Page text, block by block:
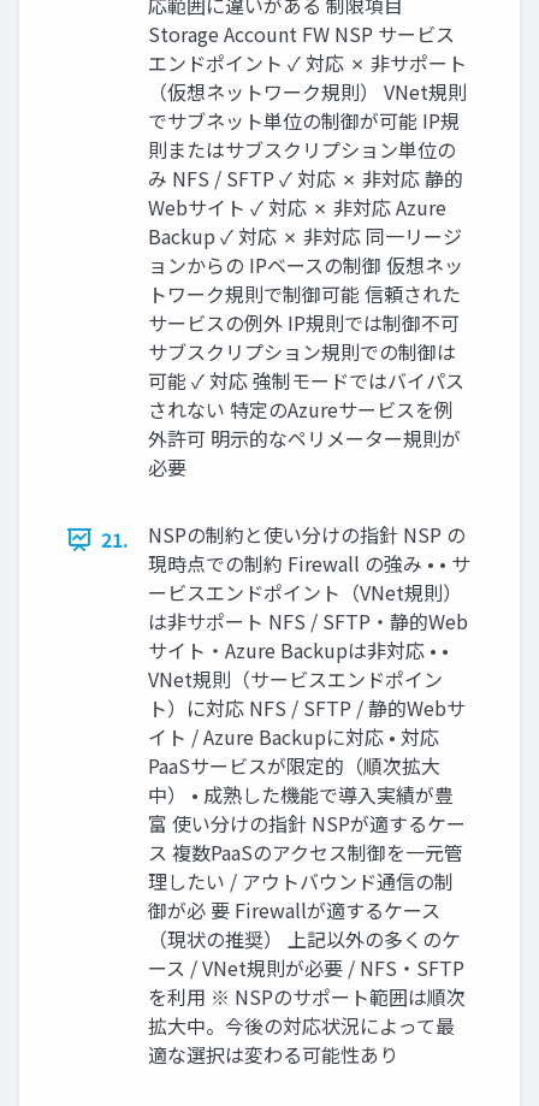
Storage Account FW NSP サービス
エンドポイント ✓ 対応 ✗ 非サポート
（仮想ネットワーク規則） VNet規則
でサブネット単位の制御が可能 IP規
則またはサブスクリプション単位の
み NFS / SFTP ✓ 対応 ✗ 非対応 静的
Webサイト ✓ 対応 ✗ 非対応 Azure
Backup ✓ 対応 ✗ 非対応 同一リージ
ョンからの IPベースの制御 仮想ネッ
トワーク規則で制御可能 信頼された
サービスの例外 IP規則では制御不可
サブスクリプション規則での制御は
可能 ✓ 対応 強制モードではバイパス
されない 特定のAzureサービスを例
外許可 明示的なペリメーター規則が
必要
21.
NSPの制約と使い分けの指針 NSP の
現時点での制約 Firewall の強み • • サ
ービスエンドポイント（VNet規則）
は非サポート NFS / SFTP・静的Web
サイト・Azure Backupは非対応 • •
VNet規則（サービスエンドポイン
ト）に対応 NFS / SFTP / 静的Webサ
イト / Azure Backupに対応 • 対応
PaaSサービスが限定的（順次拡大
中） • 成熟した機能で導入実績が豊
富 使い分けの指針 NSPが適するケー
ス 複数PaaSのアクセス制御を一元管
理したい / アウトバウンド通信の制
御が必 要 Firewallが適するケース
（現状の推奨） 上記以外の多くのケ
ース / VNet規則が必要 / NFS・SFTP
を利用 ※ NSPのサポート範囲は順次
拡大中。今後の対応状況によって最
適な選択は変わる可能性あり